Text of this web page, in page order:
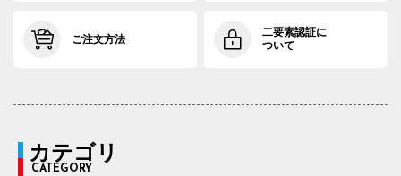
ご注文方法
二要素認証に
ついて
カテゴリ
CATEGORY